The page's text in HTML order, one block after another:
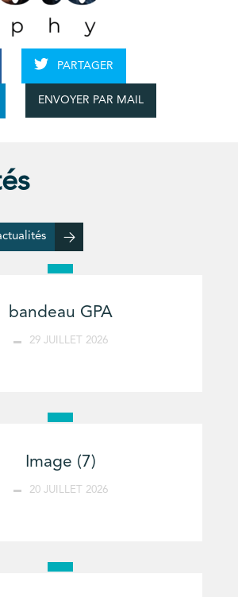
PARTAGER
ENVOYER PAR MAIL
bandeau GPA
29 JUILLET 2026
Image (7)
20 JUILLET 2026